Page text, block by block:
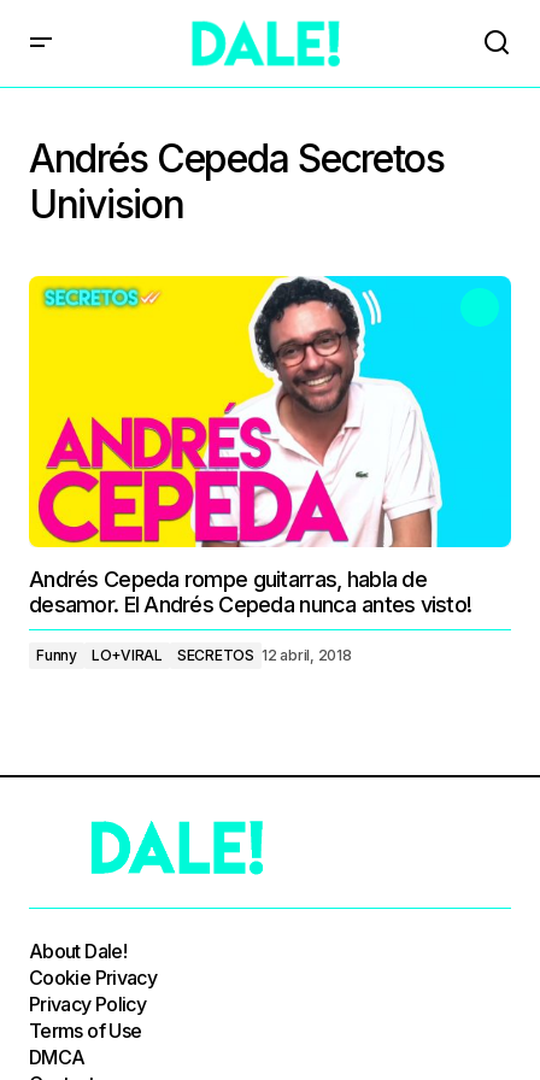
Andrés Cepeda Secretos
Univision
Andrés Cepeda rompe guitarras, habla de
desamor. El Andrés Cepeda nunca antes visto!
Funny LO+VIRAL SECRETOS 12 abril, 2018
About Dale!
Cookie Privacy
Privacy Policy
Terms of Use
DMCA